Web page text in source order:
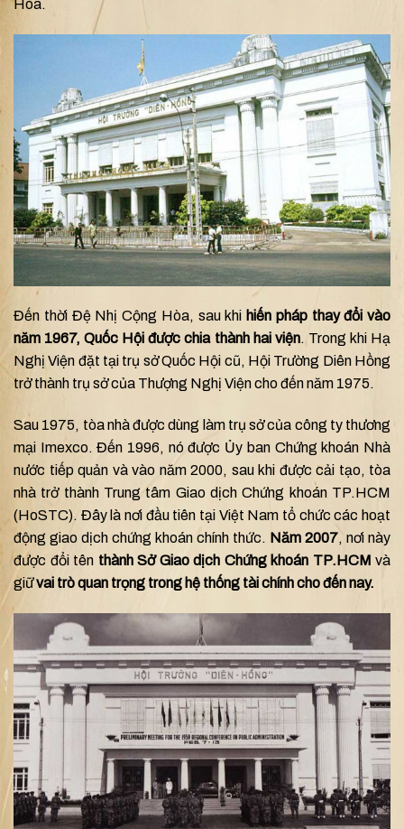
Hòa.
Đến thời Đệ Nhị Cộng Hòa, sau khi hiến pháp thay đổi vào
năm 1967, Quốc Hội được chia thành hai viện. Trong khi Hạ
Nghị Viện đặt tại trụ sở Quốc Hội cũ, Hội Trường Diên Hồng
trở thành trụ sở của Thượng Nghị Viện cho đến năm 1975.
Sau 1975, tòa nhà được dùng làm trụ sở của công ty thương
mại Imexco. Đến 1996, nó được Ủy ban Chứng khoán Nhà
nước tiếp quản và vào năm 2000, sau khi được cải tạo, tòa
nhà trở thành Trung tâm Giao dịch Chứng khoán TP.HCM
(HoSTC). Đây là nơi đầu tiên tại Việt Nam tổ chức các hoạt
động giao dịch chứng khoán chính thức. Năm 2007, nơi này
được đổi tên thành Sở Giao dịch Chứng khoán TP.HCM và
giữvai trò quan trọng trong hệ thống tài chính cho đến nay.